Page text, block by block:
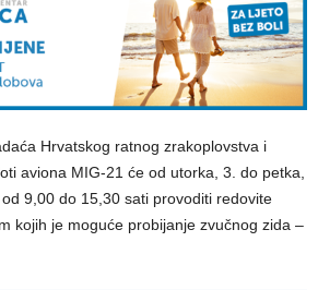
Hrvatskog ratnog zrakoplovstva i
aviona MIG-21 će od utorka, 3. do petka,
9,00 do 15,30 sati provoditi redovite
kojih je moguće probijanje zvučnog zida –